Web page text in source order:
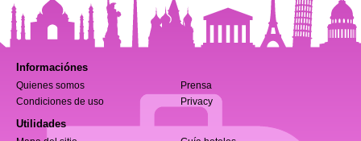
Informaciónes
Quienes somos
Prensa
Condiciones de uso
Privacy
Utilidades